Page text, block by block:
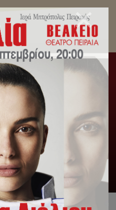
του Αγίου
Ιερός Ναός Αγίας
Ζωή / Λαμπρά